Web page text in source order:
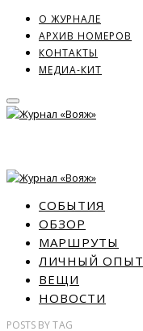
О ЖУРНАЛЕ
АРХИВ НОМЕРОВ
КОНТАКТЫ
МЕДИА-КИТ
СОБЫТИЯ
ОБЗОР
МАРШРУТЫ
ЛИЧНЫЙ ОПЫТ
ВЕЩИ
НОВОСТИ
POSTS BYTAG